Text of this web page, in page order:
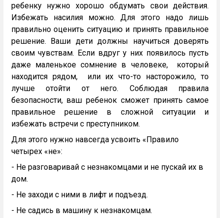
ребенку нужно хорошо обдумать свои действия.
Избежать насилия можно. Для этого надо лишь
правильно оценить ситуацию и принять правильное
решение. Ваши дети должны научиться доверять
своим чувствам. Если вдруг у них появилось пусть
даже маленькое сомнение в человеке, который
находится рядом, или их что-то насторожило, то
лучше отойти от него. Соблюдая правила
безопасности, ваш ребенок сможет принять самое
правильное решение в сложной ситуации и
избежать встречи с преступником.
Для этого нужно навсегда усвоить «Правило
четырех «не»:
- Не разговаривай с незнакомцами и не пускай их в
дом.
- Не заходи с ними в лифт и подъезд.
- Не садись в машину к незнакомцам.